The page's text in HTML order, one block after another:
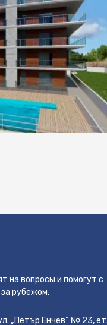
на вопросы и помогут с
рубежом.
„Петър Енчев“ № 23,